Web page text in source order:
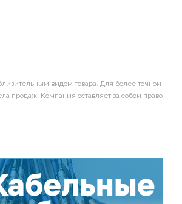
видом товара. Для более точной
продаж. Компания оставляет за собой право